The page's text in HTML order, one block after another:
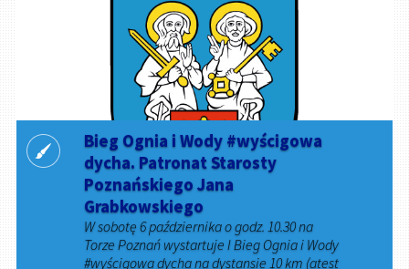
Bieg Ognia i Wody #wyścigowa
dycha. Patronat Starosty
Poznańskiego Jana
Grabkowskiego
W sobotę 6 października o godz. 10.30 na
Torze Poznań wystartuje I Bieg Ognia i Wody
#wyścigowa dycha na dystansie 10 km (atest